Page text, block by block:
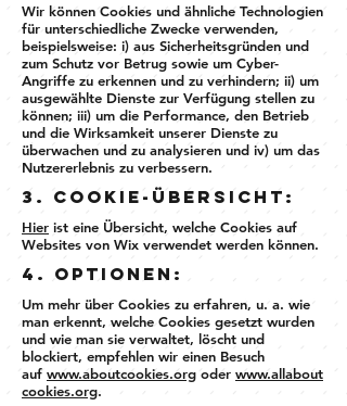
Wir können Cookies und ähnliche Technologien
für unterschiedliche Zwecke verwenden,
beispielsweise: i) aus Sicherheitsgründen und
zum Schutz vor Betrug sowie um Cyber-
Angriffe zu erkennen und zu verhindern; ii) um
ausgewählte Dienste zur Verfügung stellen zu
können; iii) um die Performance, den Betrieb
und die Wirksamkeit unserer Dienste zu
überwachen und zu analysieren und iv) um das
Nutzererlebnis zu verbessern.
3. Cookie-Übersicht:
Hier ist eine Übersicht, welche Cookies auf
Websites von Wix verwendet werden können.
4. Optionen:
Um mehr über Cookies zu erfahren, u. a. wie
man erkennt, welche Cookies gesetzt wurden
und wie man sie verwaltet, löscht und
blockiert, empfehlen wir einen Besuch
auf www.aboutcookies.org oder www.allabout
cookies.org.